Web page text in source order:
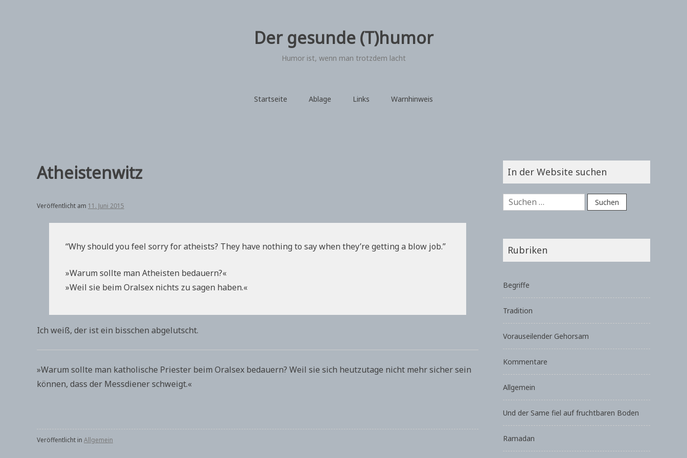
Der gesunde (T)humor
Humor ist, wenn man trotzdem lacht
Startseite Ablage Links Warnhinweis
Atheistenwitz
Veröffentlicht am 11. Juni 2015
“Why should you feel sorry for atheists? They have nothing to say when they’re getting a blow job.”
»Warum sollte man Atheisten bedauern?«
»Weil sie beim Oralsex nichts zu sagen haben.«
Ich weiß, der ist ein bisschen abgelutscht.
»Warum sollte man katholische Priester beim Oralsex bedauern? Weil sie sich heutzutage nicht mehr sicher sein
können, dass der Messdiener schweigt.«
Veröffentlicht in Allgemein
In der Website suchen
Suchen
nach:
Rubriken
Begriffe
Tradition
Vorauseilender Gehorsam
Kommentare
Allgemein
Und der Same fiel auf fruchtbaren Boden
Ramadan